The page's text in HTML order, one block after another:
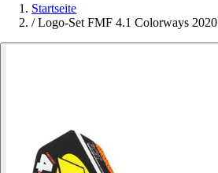
Startseite
/ Logo-Set FMF 4.1 Colorways 2020